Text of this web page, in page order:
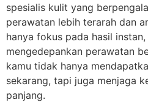
spesialis kulit yang
perawatan lebih terarah dan
hanya fokus pada hasil
mengedepankan perawatan
kamu tidak hanya
sekarang, tapi juga menjaga
panjang.